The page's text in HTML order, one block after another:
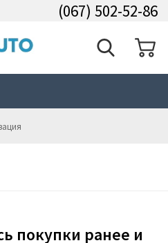
(067) 502-52-86
покупки ранее и